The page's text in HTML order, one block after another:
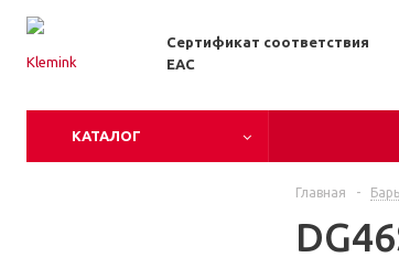
Сертификат соответствия
EAC
КАТАЛОГ
Главная -